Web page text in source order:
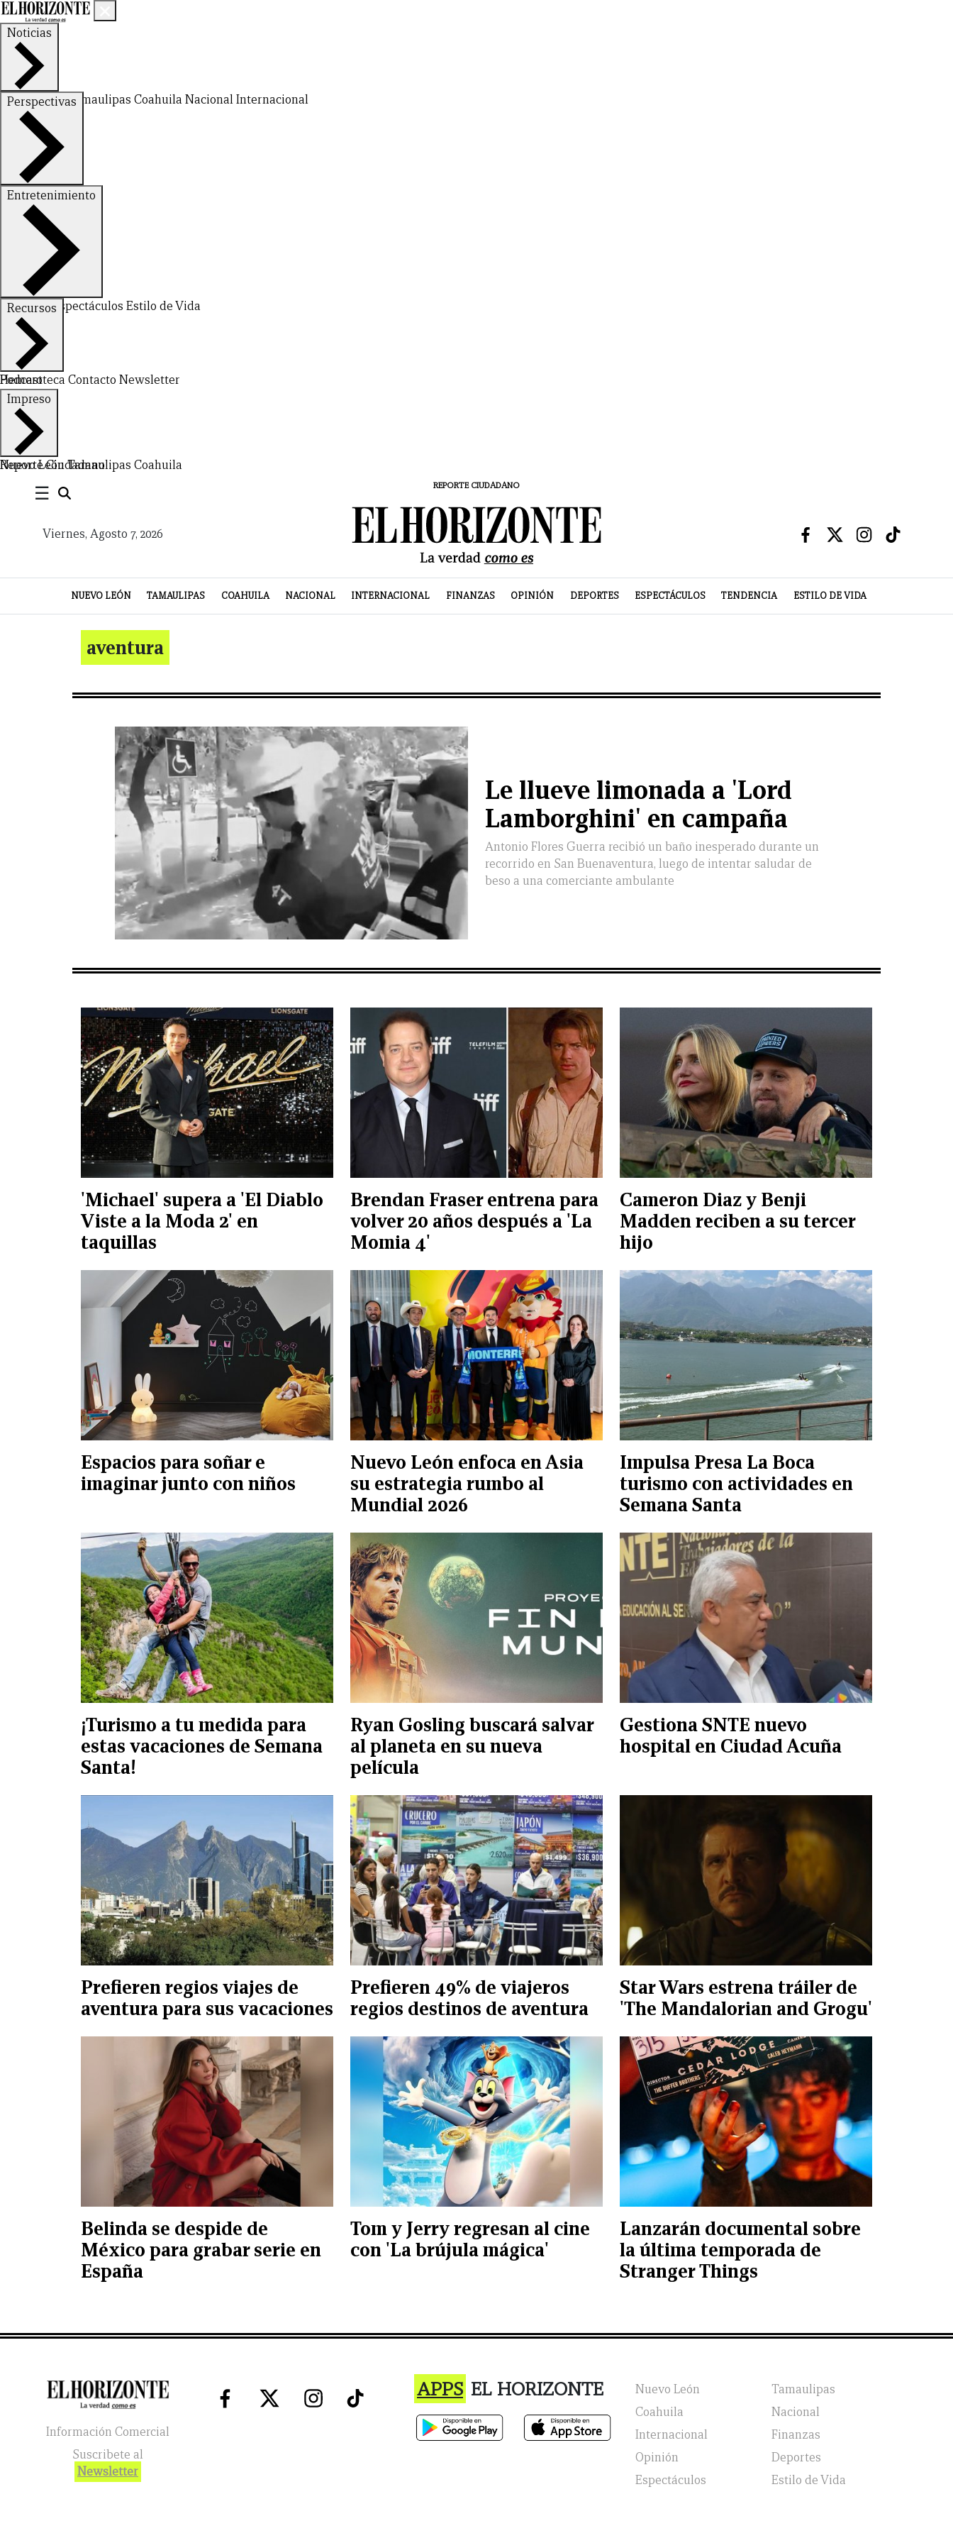
Noticias
Nuevo LeónTamaulipas Coahuila NacionalInternacional
Perspectivas
FinanzasOpinión
Entretenimiento
DeportesEspectáculos Estilo de Vida
Recursos
Hemeroteca Contacto Newsletter
Podcast
Impreso
Nuevo LeónTamaulipas Coahuila
Reporte Ciudadano
☰ REPORTE CIUDADANO
Viernes, Agosto 7, 2026
NUEVO LEÓN TAMAULIPAS COAHUILA NACIONAL INTERNACIONAL FINANZAS OPINIÓN DEPORTES ESPECTÁCULOS TENDENCIA ESTILO DE VIDA
CERRAR
X
NUEVO
LEÓN
TAMAULIPAS
COAHUILA
NACIONAL
INTERNACIONAL
FINANZAS
OPINIÓN
DEPORTES
ESPECTÁCULOS
TENDENCIA
ESTILO
DE
VIDA
PODCAST
CONTACTO
NEWSLETTER
HEMEROTECA
SUPLEMENTOS
aventura
Le llueve limonada a 'Lord
Lamborghini' en campaña
Antonio Flores Guerra recibió un baño inesperado durante un
recorrido en San Buenaventura, luego de intentar saludar de
beso a una comerciante ambulante
'Michael' supera a 'El Diablo
Viste a la Moda 2' en
taquillas
Brendan Fraser entrena para
volver 20 años después a 'La
Momia 4'
Cameron Diaz y Benji
Madden reciben a su tercer
hijo
Espacios para soñar e
imaginar junto con niños
Nuevo León enfoca en Asia
su estrategia rumbo al
Mundial 2026
Impulsa Presa La Boca
turismo con actividades en
Semana Santa
¡Turismo a tu medida para
estas vacaciones de Semana
Santa!
Ryan Gosling buscará salvar
al planeta en su nueva
película
Gestiona SNTE nuevo
hospital en Ciudad Acuña
Prefieren regios viajes de
aventura para sus vacaciones
Prefieren 49% de viajeros
regios destinos de aventura
Star Wars estrena tráiler de
'The Mandalorian and Grogu'
Belinda se despide de
México para grabar serie en
España
Tom y Jerry regresan al cine
con 'La brújula mágica'
Lanzarán documental sobre
la última temporada de
Stranger Things
Información Comercial
Suscribete al
Newsletter
APPS EL HORIZONTE Nuevo León
Tamaulipas
Coahuila
Nacional
Internacional
Finanzas
Opinión
Deportes
Espectáculos
Estilo de Vida